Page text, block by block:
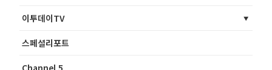
이투데이TV
스페셜리포트
Channel 5